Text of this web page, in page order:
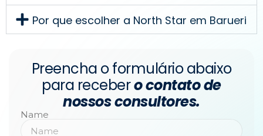
Por que escolher a North Star em Barueri
Preencha o formulário abaixo
para recebero contato de
nossos consultores.
Name